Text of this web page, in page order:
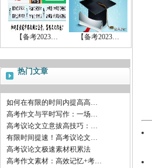
【备考2023… 【备考2023…
热门文章
如何在有限的时间内提高高…
高考作文与平时写作：一场…
高考议论文立意拔高技巧：…
有限时间提速！高考议论文…
高考议论文极速素材积累法
高考作文素材：高效记忆+考…